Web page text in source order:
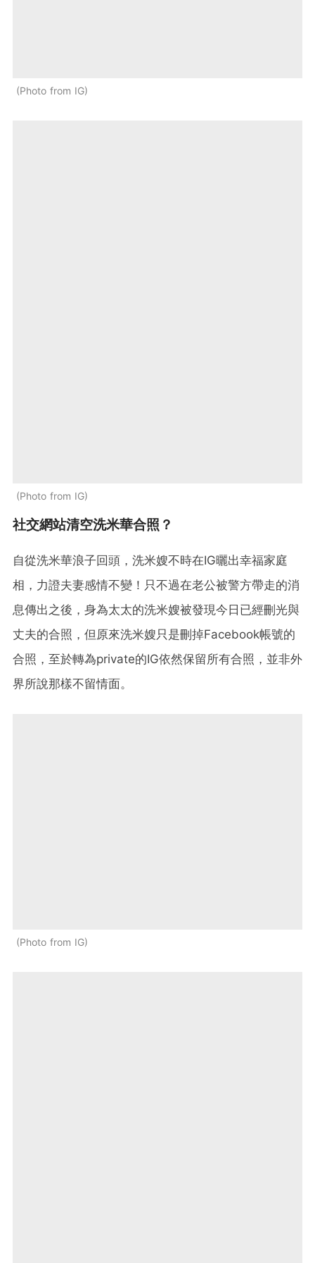
Photo from IG
Photo from IG
社交網站清空洗米華合照？
自從洗米華浪子回頭，洗米嫂不時在IG曬出幸福家庭
相，力證夫妻感情不變！只不過在老公被警方帶走的消
息傳出之後，身為太太的洗米嫂被發現今日已經刪光與
丈夫的合照，但原來洗米嫂只是刪掉Facebook帳號的
合照，至於轉為private的IG依然保留所有合照，並非外
界所說那樣不留情面。
Photo from IG